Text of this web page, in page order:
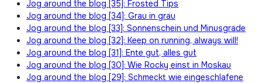
Jog around the blog [35]: Frosted Tips
Jog around the blog [34]: Grau in grau
Jog around the blog [33]: Sonnenschein und Minusgrade
Jog around the blog [32]: Keep on running, always will!
Jog around the blog [31]: Ente gut, alles gut
Jog around the blog [30]: Wie Rocky einst in Moskau
Jog around the blog [29]: Schmeckt wie eingeschlafene